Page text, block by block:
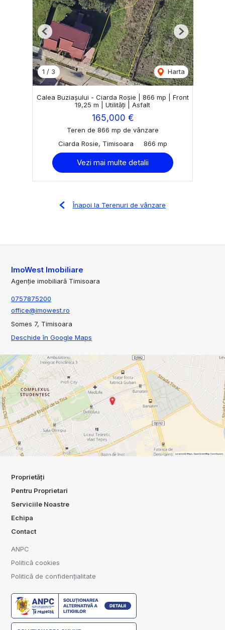
1 / 3 Harta
Previous Next
Calea Buziașului - Ciarda Roșie | 866 mp | Front
19,25 m | Utilități | Asfalt
165,000 €
Teren de 866 mp de vânzare
Ciarda Rosie, Timisoara
866 mp
Vezi mai multe detalii
Înapoi la Terenuri de vânzare
ImoWest Imobiliare
Agenție imobiliară Timisoara
0757875200
office@imowest.ro
Somes 7, Timisoara
Deschide în Google Maps
Proprietăți
Pentru Proprietari
Serviciile Noastre
Echipa
Contact
ANPC
Politică cookies
Politică de confidențialitate